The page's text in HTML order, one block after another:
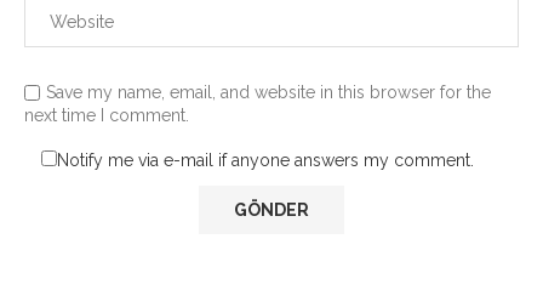
Save my name, email, and website in this browser for the
next time I comment.
Notify me via e-mail if anyone answers my comment.